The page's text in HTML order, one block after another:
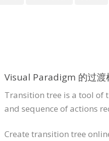
Visual Paradigm 的过渡
Transition tree is a tool of
and sequence of actions
Create transition tree